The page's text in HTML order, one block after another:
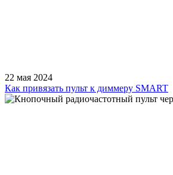
22 мая 2024
Как привязать пульт к диммеру SMART